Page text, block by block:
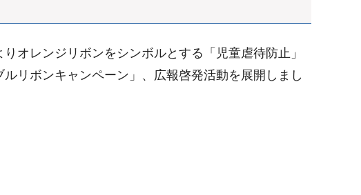
オレンジリボンをシンボルとする「児童虐待防止」
リボンキャンペーン」、広報啓発活動を展開しまし